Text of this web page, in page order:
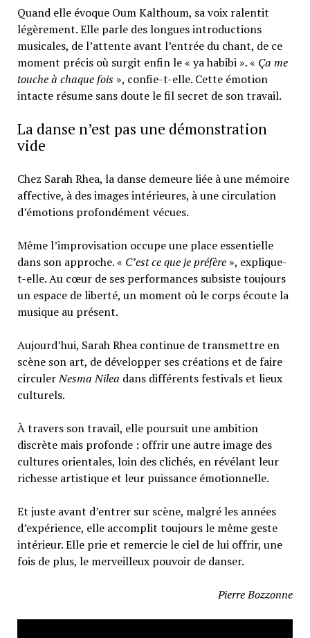
Quand elle évoque Oum Kalthoum, sa voix ralentit
légèrement. Elle parle des longues introductions
musicales, de l’attente avant l’entrée du chant, de ce
moment précis où surgit enfin le « ya habibi ». « Ça me
touche à chaque fois », confie-t-elle. Cette émotion
intacte résume sans doute le fil secret de son travail.
La danse n’est pas une démonstration
vide
Chez Sarah Rhea, la danse demeure liée à une mémoire
affective, à des images intérieures, à une circulation
d’émotions profondément vécues.
Même l’improvisation occupe une place essentielle
dans son approche. « C’est ce que je préfère », explique-
t-elle. Au cœur de ses performances subsiste toujours
un espace de liberté, un moment où le corps écoute la
musique au présent.
Aujourd’hui, Sarah Rhea continue de transmettre en
scène son art, de développer ses créations et de faire
circulerNesma Nilea dans différents festivals et lieux
culturels.
À travers son travail, elle poursuit une ambition
discrète mais profonde : offrir une autre image des
cultures orientales, loin des clichés, en révélant leur
richesse artistique et leur puissance émotionnelle.
Et juste avant d’entrer sur scène, malgré les années
d’expérience, elle accomplit toujours le même geste
intérieur. Elle prie et remercie le ciel de lui offrir, une
fois de plus, le merveilleux pouvoir de danser.
Pierre Bozzonne